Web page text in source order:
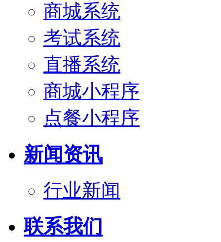
商城系统
考试系统
直播系统
商城小程序
点餐小程序
新闻资讯
行业新闻
联系我们